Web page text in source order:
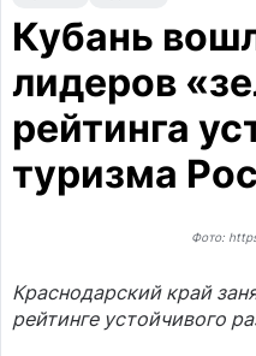
Кубань
лидеров
рейтинга
туризма
Фото:
Краснодарский край
рейтинге устойчивого